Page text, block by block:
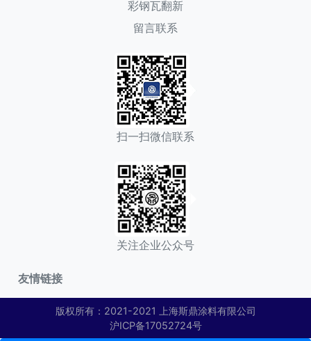
彩钢瓦翻新
留言联系
扫一扫微信联系
关注企业公众号
友情链接
版权所有：2021-2021 上海斯鼎涂料有限公司
沪ICP备17052724号